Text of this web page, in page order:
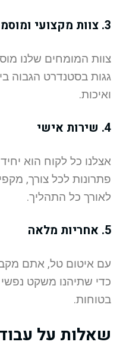
3. צוות מקצועי ומוסמך
צוות המומחים שלנו
גגות בסטנדרט הגבוה
ואיכות.
4. שירות אישי
אצלנו כל לקוח הוא
פתרונות לכל צורך,
לאורך כל התהליך.
5. אחריות מלאה
עם איטום טל, אתם
כדי שתיהנו משקט
בטוחות.
שאלות על